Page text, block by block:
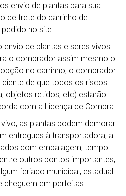
envio de plantas para sua
de frete do carrinho de
no site.
envio de plantas e seres vivos
o comprador assim mesmo o
no carrinho, o comprador
de que todos os riscos
objetos retidos, etc) estarão
com a Licença de Compra.
as plantas podem demorar
entregues à transportadora, a
com embalagem, tempo
outros pontos importantes,
feriado municipal, estadual
cheguem em perfeitas